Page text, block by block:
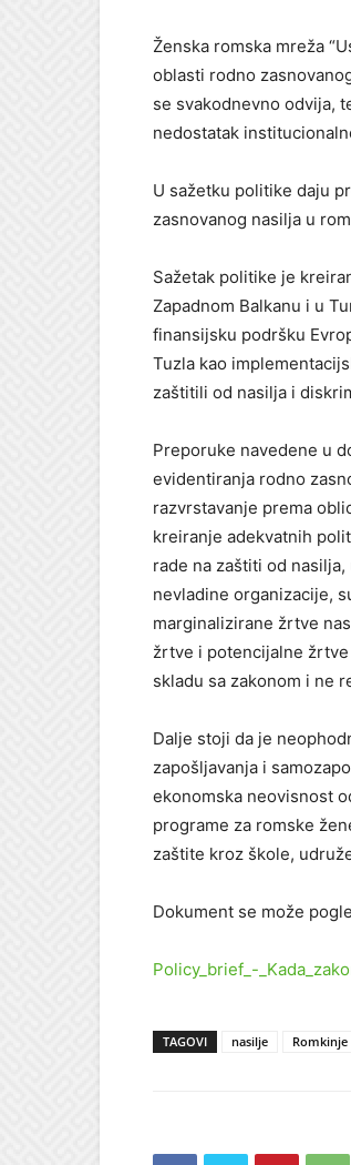
Ženska romska mreža
oblasti rodno
se svakodnevno odvija,
nedostatak
U sažetku politike daju
zasnovanog nasilja u
Sažetak politike je
Zapadnom Balkanu i u
finansijsku podršku
Tuzla kao
zaštitili od nasilja i
Preporuke navedene u
evidentiranja rodno
razvrstavanje prema
kreiranje adekvatnih
rade na zaštiti od
nevladine organizacije,
marginalizirane žrtve
žrtve i potencijalne
skladu sa zakonom i ne
Dalje stoji da je
zapošljavanja i
ekonomska neovisnost
programe za romske
zaštite kroz škole,
Dokument se može
Policy_brief_-
TAGOVI nasilje Romkinje